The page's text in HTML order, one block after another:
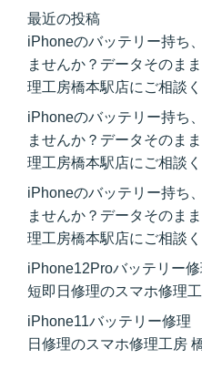
最近の投稿
iPhoneのバッテリー持ち
ませんか？データそのま
理工房橋本駅店にご相談く
iPhoneのバッテリー持ち
ませんか？データそのま
理工房橋本駅店にご相談く
iPhoneのバッテリー持ち
ませんか？データそのま
理工房橋本駅店にご相談く
iPhone12Proバッテリー
短即日修理のスマホ修理
iPhone11バッテリー修理
日修理のスマホ修理工房